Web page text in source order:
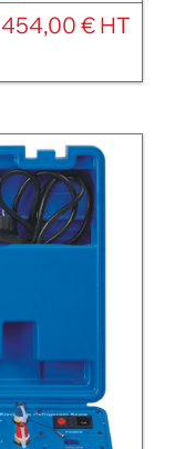
454,00 € HT